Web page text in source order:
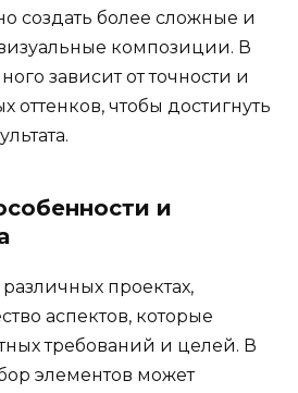
создать более сложные и
композиции. В
зависит от точности и
оттенков, чтобы достигнуть
и
проектах,
аспектов, которые
требований и целей. В
элементов может